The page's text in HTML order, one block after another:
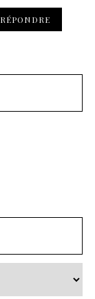
RÉPONDRE